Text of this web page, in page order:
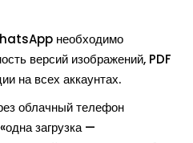
необходимо
версий изображений, PDF
на всех аккаунтах.
облачный телефон
загрузка —